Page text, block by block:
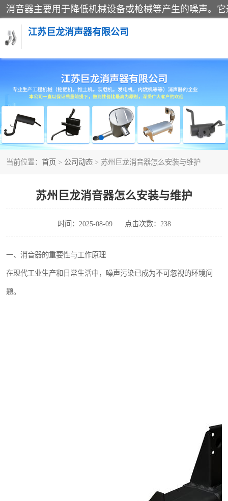
江苏巨龙消声器有限公司
当前位置： 首页 > 公司动态 > 苏州巨龙消音器怎么安装与维护
苏州巨龙消音器怎么安装与维护
时间：2025-08-09 点击次数：238
一、消音器的重要性与工作原理
在现代工业生产和日常生活中，噪声污染已成为不可忽视的环境问
题。
消声器